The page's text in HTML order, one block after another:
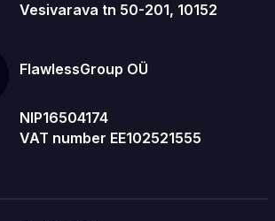
Vesivarava tn 50-201, 10152
FlawlessGroup OÜ
NIP16504174
VAT number EE102521555